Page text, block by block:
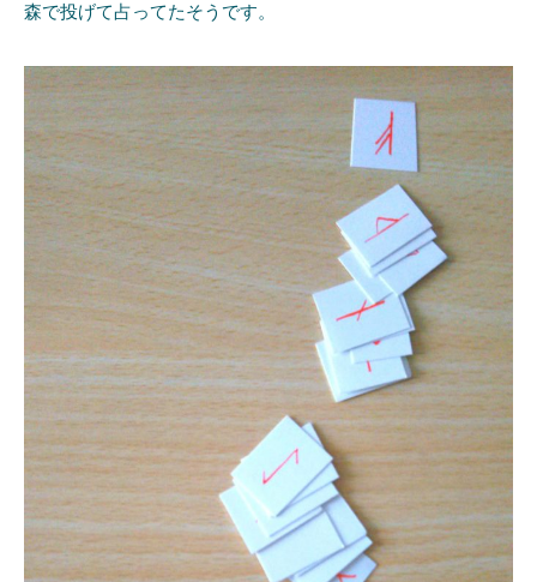
森で投げて占ってたそうです。